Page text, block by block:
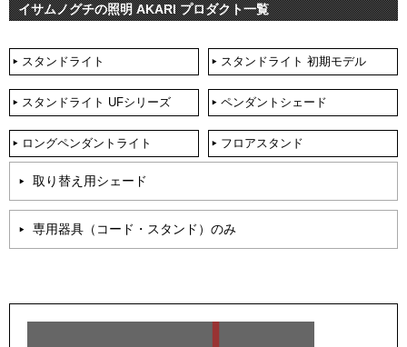
イサムノグチの照明 AKARI プロダクト一覧
スタンドライト スタンドライト 初期モデル
スタンドライト UFシリーズ ペンダントシェード
ロングペンダントライト フロアスタンド
取り替え用シェード
専用器具（コード・スタンド）のみ